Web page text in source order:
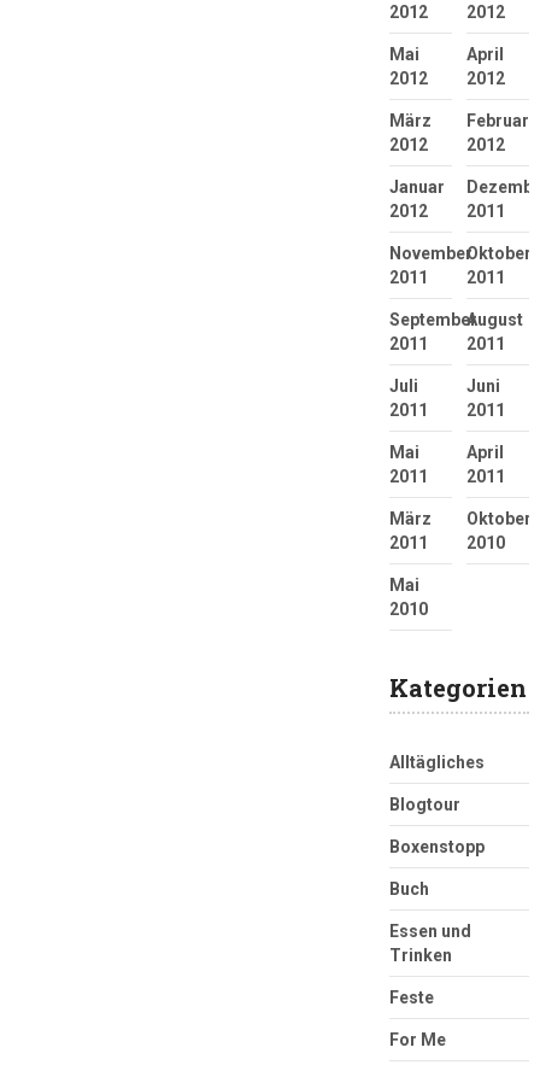
2012
2012
Mai
2012
April
2012
März
2012
Februar
2012
Januar
2012
2011
November
2011
Oktober
2011
September
2011
August
2011
Juli
2011
Juni
2011
Mai
2011
April
2011
März
2011
Oktober
2010
Mai
2010
Kategorien
Alltägliches
Blogtour
Boxenstopp
Buch
Essen und
Trinken
Feste
For Me